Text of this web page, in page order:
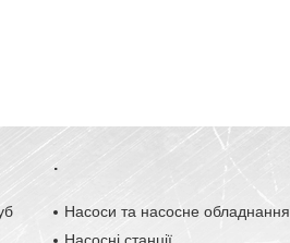
.
Насоси та насосне обладнання